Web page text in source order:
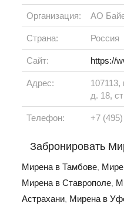
Организация: АО
Страна: Россия
Сайт: https://
Адрес:
107113,
д. 18,
Телефон: +7
Забронировать
Мирена в Тамбове,
Мирена в Ставрополе,
Астрахани, Мирена в